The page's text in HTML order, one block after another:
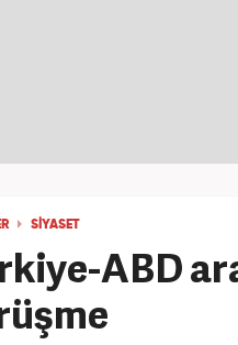
SİYASET
ABD